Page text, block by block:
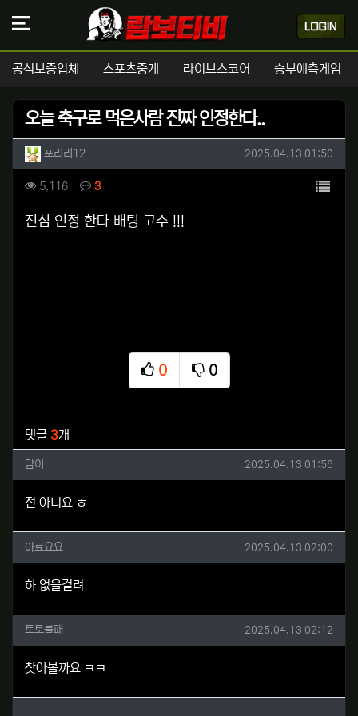
공식보증업체 스포츠중계 라이브스코어 승부예측게임
오늘 축구로 먹은사람 진짜 인정한다..
작성자 정보
포리리12 작성일
2025.04.13 01:50
컨텐츠 정보
5,116조회 3댓글 목록
본문
진심 인정 한다 배팅 고수 !!!
0
추천
0
비추천
댓글 3개
맘이님의 댓글
맘이 작성일
2025.04.13 01:56
전 아니요 ㅎ
아료요요님의 댓글
아료요요 작성일
2025.04.13 02:00
하 없을걸려
토토불패님의 댓글
토토불패 작성일
2025.04.13 02:12
찾아볼까요 ㅋㅋ